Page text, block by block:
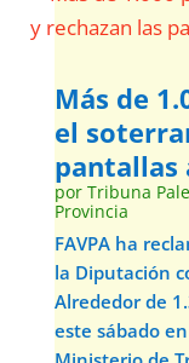
Más de
el
pantallas
por Tribuna
Provincia
FAVPA ha
la Diputación
Alrededor de
este sábado